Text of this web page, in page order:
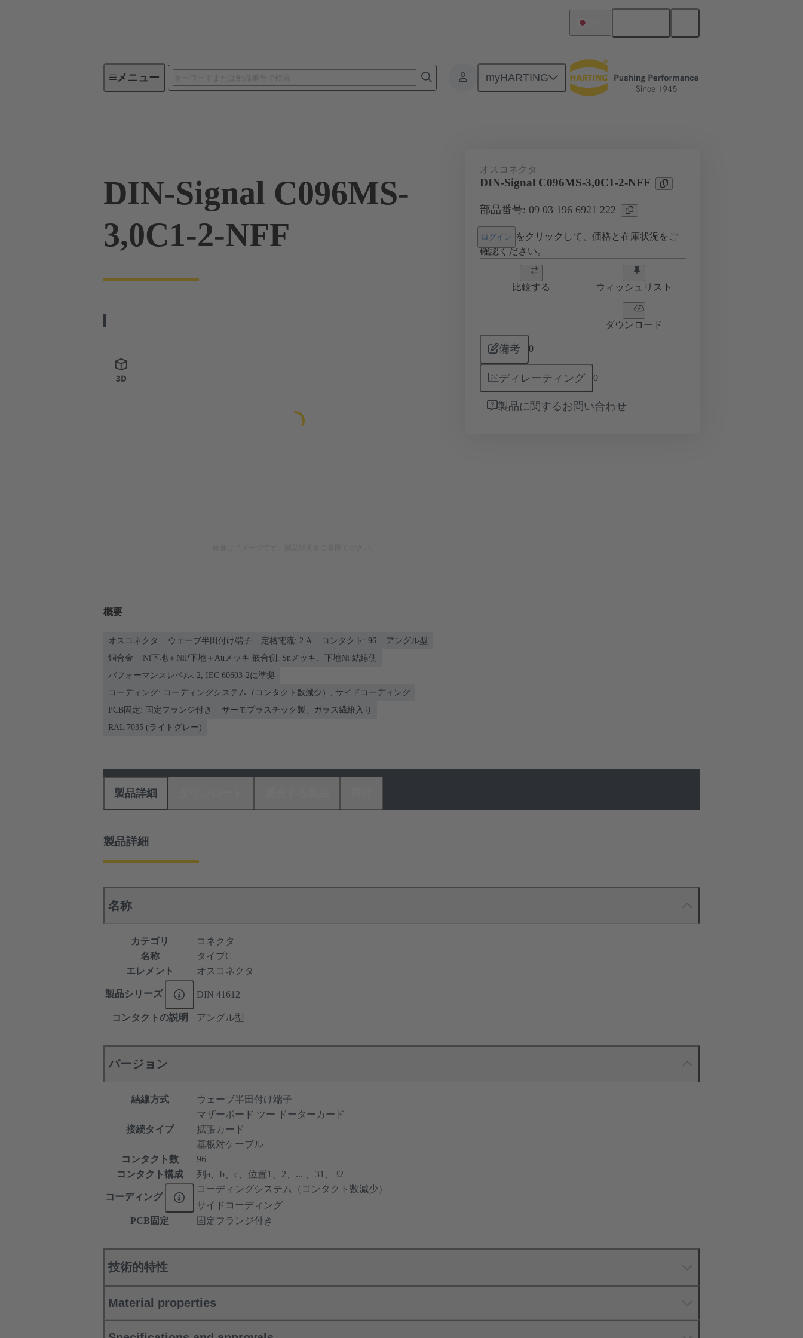
メニュー myHARTING
デバイスコネクティビティ マザーボード ツー ドーターカード接続
DIN-Signal C096MS-
3,0C1-2-NFF
オスコネクタ
DIN-Signal C096MS-3,0C1-2-NFF
部品番号: 09 03 196 6921 222
ログイン をクリックして、価格と在庫状況をご
確認ください。
比較する ウィッシュリスト
ダウンロード
備考 0
ディレーティング 0
製品に関するお問い合わせ
概要
オスコネクタ ウェーブ半田付け端子 定格電流: ‌2 A コンタクト: 96
アングル型
銅合金
Ni下地＋NiP下地＋Auメッキ 嵌合側, Snメッキ、下地Ni 結線側
パフォーマンスレベル: 2, IEC 60603-2に準拠
コーディング: コーディングシステム（コンタクト数減少）, サイドコーディング
PCB固定: 固定フランジ付き
サーモプラスチック製、ガラス繊維入り
RAL 7035 (ライトグレー)
製品詳細
製品詳細
名称
カテゴリ
コネクタ
名称
タイプC
エレメント
オスコネクタ
製品シリーズ DIN 41612
コンタクトの説明 アングル型
バージョン
結線方式 ウェーブ半田付け端子
接続タイプ
マザーボード ツー ドーターカード
拡張カード
基板対ケーブル
コンタクト数
96
コンタクト構成
列a、b、c、位置1、2、... 、31、32
コーディング
コーディングシステム（コンタクト数減少）
サイドコーディング
PCB固定
固定フランジ付き
技術的特性
Material properties